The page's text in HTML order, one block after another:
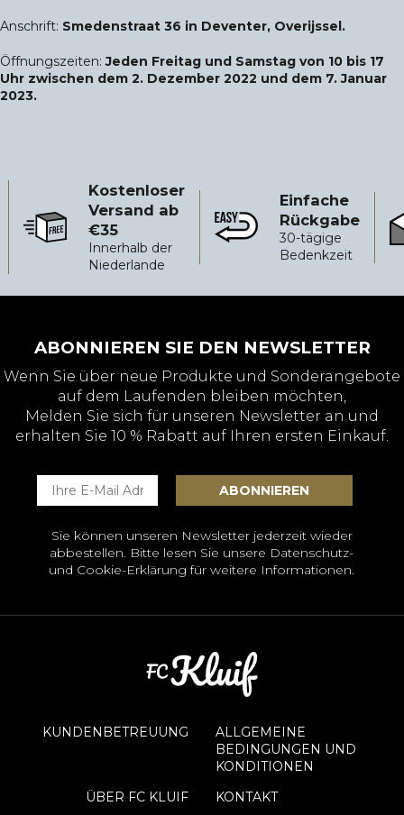
Anschrift: Smedenstraat 36 in Deventer, Overijssel.
Öffnungszeiten:Jeden Freitag und Samstag von 10 bis 17
Uhr zwischen dem 2. Dezember 2022 und dem 7. Januar
2023.
Kostenloser
Versand ab
€35
Innerhalb der
Niederlande
Kostenloser Versand ab €35
Einfache
Rückgabe
30-tägige
Bedenkzeit
Einfache Rückgabe
ABONNIEREN SIE DEN NEWSLETTER
Wenn Sie über neue Produkte und Sonderangebote
auf dem Laufenden bleiben möchten,
Melden Sie sich für unseren Newsletter an und
erhalten Sie 10 % Rabatt auf Ihren ersten Einkauf.
Sie können unseren Newsletter jederzeit wieder
abbestellen. Bitte lesen Sie unsere Datenschutz-
und Cookie-Erklärung für weitere Informationen.
KUNDENBETREUUNG
ALLGEMEINE
BEDINGUNGEN UND
KONDITIONEN
ÜBER FC KLUIF
KONTAKT